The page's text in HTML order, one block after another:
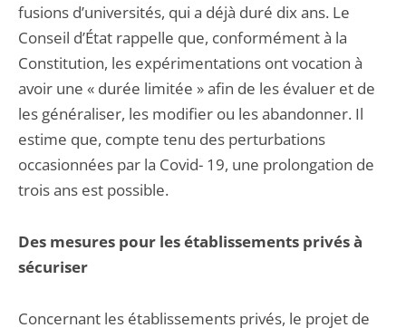
fusions d’universités, qui a déjà duré dix ans. Le
Conseil d’État rappelle que, conformément à la
Constitution, les expérimentations ont vocation à
avoir une « durée limitée » afin de les évaluer et de
les généraliser, les modifier ou les abandonner. Il
estime que, compte tenu des perturbations
occasionnées par la Covid- 19, une prolongation de
trois ans est possible.
Des mesures pour les établissements privés à
sécuriser
Concernant les établissements privés, le projet de